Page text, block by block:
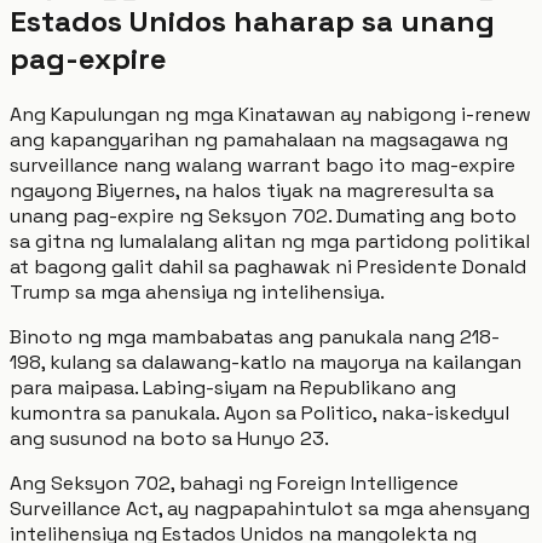
Estados Unidos haharap sa unang
pag-expire
Ang Kapulungan ng mga Kinatawan ay nabigong i-renew
ang kapangyarihan ng pamahalaan na magsagawa ng
surveillance nang walang warrant bago ito mag-expire
ngayong Biyernes, na halos tiyak na magreresulta sa
unang pag-expire ng Seksyon 702. Dumating ang boto
sa gitna ng lumalalang alitan ng mga partidong politikal
at bagong galit dahil sa paghawak ni Presidente Donald
Trump sa mga ahensiya ng intelihensiya.
Binoto ng mga mambabatas ang panukala nang 218-
198, kulang sa dalawang-katlo na mayorya na kailangan
para maipasa. Labing-siyam na Republikano ang
kumontra sa panukala. Ayon sa Politico, naka-iskedyul
ang susunod na boto sa Hunyo 23.
Ang Seksyon 702, bahagi ng Foreign Intelligence
Surveillance Act, ay nagpapahintulot sa mga ahensyang
intelihensiya ng Estados Unidos na mangolekta ng